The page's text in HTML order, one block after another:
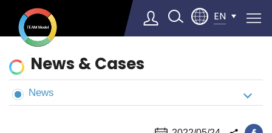
EN
▼
News
&
Cases
News & Cases
News